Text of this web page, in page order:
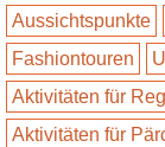
Aussichtspunkte
Fashiontouren
Aktivitäten für
Aktivitäten für